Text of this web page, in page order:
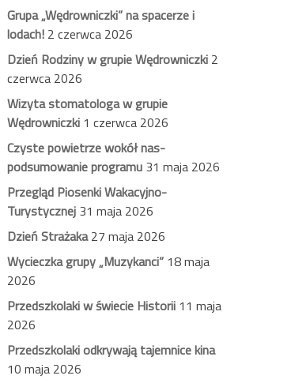
Grupa „Wędrowniczki” na spacerze i
lodach! 2 czerwca 2026
Dzień Rodziny w grupie Wędrowniczki 2
czerwca 2026
Wizyta stomatologa w grupie
Wędrowniczki 1 czerwca 2026
Czyste powietrze wokół nas-
podsumowanie programu 31 maja 2026
Przegląd Piosenki Wakacyjno-
Turystycznej 31 maja 2026
Dzień Strażaka 27 maja 2026
Wycieczka grupy „Muzykanci” 18 maja
2026
Przedszkolaki w świecie Historii 11 maja
2026
Przedszkolaki odkrywają tajemnice kina
10 maja 2026